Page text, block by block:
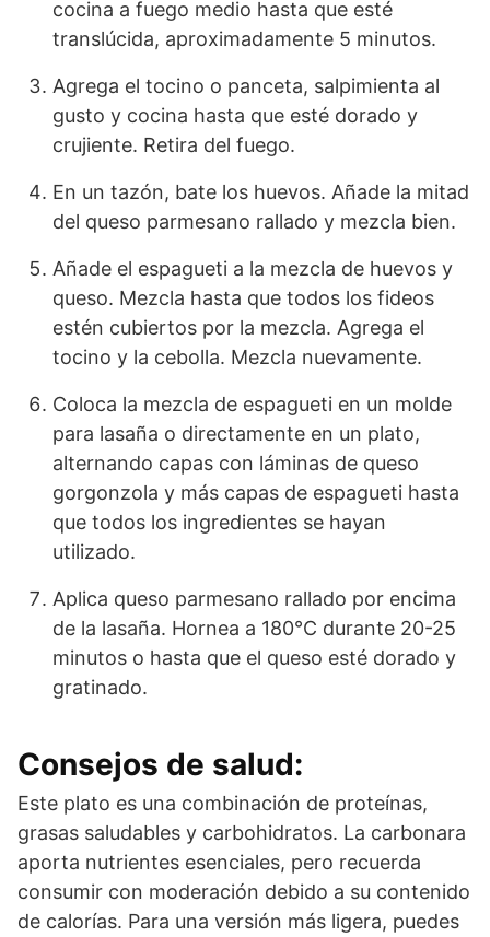
cocina a fuego medio hasta que esté
translúcida, aproximadamente 5 minutos.
Agrega el tocino o panceta, salpimienta al
gusto y cocina hasta que esté dorado y
crujiente. Retira del fuego.
En un tazón, bate los huevos. Añade la mitad
del queso parmesano rallado y mezcla bien.
Añade el espagueti a la mezcla de huevos y
queso. Mezcla hasta que todos los fideos
estén cubiertos por la mezcla. Agrega el
tocino y la cebolla. Mezcla nuevamente.
Coloca la mezcla de espagueti en un molde
para lasaña o directamente en un plato,
alternando capas con láminas de queso
gorgonzola y más capas de espagueti hasta
que todos los ingredientes se hayan
utilizado.
Aplica queso parmesano rallado por encima
de la lasaña. Hornea a 180°C durante 20-25
minutos o hasta que el queso esté dorado y
gratinado.
Consejos de salud:
Este plato es una combinación de proteínas,
grasas saludables y carbohidratos. La carbonara
aporta nutrientes esenciales, pero recuerda
consumir con moderación debido a su contenido
de calorías. Para una versión más ligera, puedes